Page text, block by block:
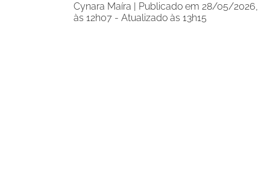
Cynara Maíra | Publicado em 28/05/2026,
às 12h07 - Atualizado às 13h15